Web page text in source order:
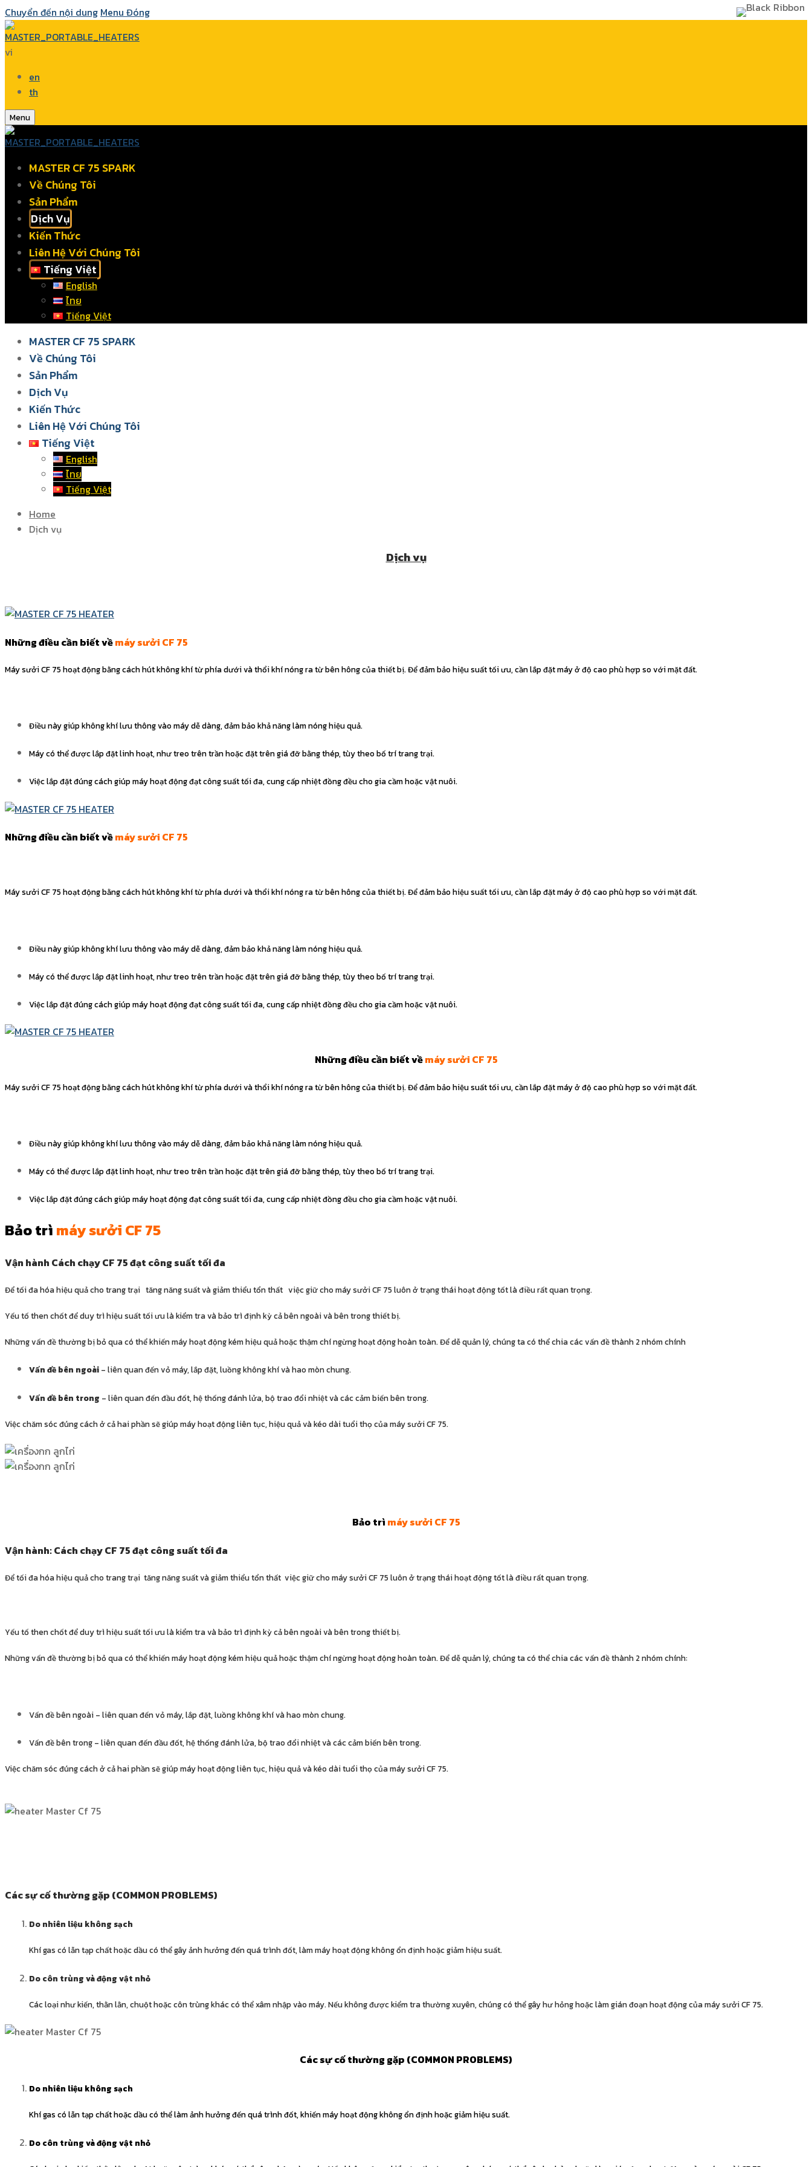
Chuyển đến nội dung Menu Đóng
vi
en
th
Menu
MASTER CF 75 SPARK
Về Chúng Tôi
Sản Phẩm
Dịch Vụ
Kiến Thức
Liên Hệ Với Chúng Tôi
Tiếng Việt
English
ไทย
Tiếng Việt
MASTER CF 75 SPARK
Về Chúng Tôi
Sản Phẩm
Dịch Vụ
Kiến Thức
Liên Hệ Với Chúng Tôi
Tiếng Việt
English
ไทย
Tiếng Việt
Home
Dịch vụ
Dịch vụ
Những điều cần biết vềmáy sưởi CF 75
Máy sưởi CF 75 hoạt động bằng cách hút không khí từ phía dưới và thổi khí nóng ra từ bên hông của thiết bị. Để đảm bảo hiệu suất tối ưu, cần lắp đặt máy ở độ cao phù hợp so với mặt đất.
Điều này giúp không khí lưu thông vào máy dễ dàng, đảm bảo khả năng làm nóng hiệu quả.
Máy có thể được lắp đặt linh hoạt, như treo trên trần hoặc đặt trên giá đỡ bằng thép, tùy theo bố trí trang trại.
Việc lắp đặt đúng cách giúp máy hoạt động đạt công suất tối đa, cung cấp nhiệt đồng đều cho gia cầm hoặc vật nuôi.
Những điều cần biết vềmáy sưởi CF 75
Máy sưởi CF 75 hoạt động bằng cách hút không khí từ phía dưới và thổi khí nóng ra từ bên hông của thiết bị. Để đảm bảo hiệu suất tối ưu, cần lắp đặt máy ở độ cao phù hợp so với mặt đất.
Điều này giúp không khí lưu thông vào máy dễ dàng, đảm bảo khả năng làm nóng hiệu quả.
Máy có thể được lắp đặt linh hoạt, như treo trên trần hoặc đặt trên giá đỡ bằng thép, tùy theo bố trí trang trại.
Việc lắp đặt đúng cách giúp máy hoạt động đạt công suất tối đa, cung cấp nhiệt đồng đều cho gia cầm hoặc vật nuôi.
Những điều cần biết vềmáy sưởi CF 75
Máy sưởi CF 75 hoạt động bằng cách hút không khí từ phía dưới và thổi khí nóng ra từ bên hông của thiết bị. Để đảm bảo hiệu suất tối ưu, cần lắp đặt máy ở độ cao phù hợp so với mặt đất.
Điều này giúp không khí lưu thông vào máy dễ dàng, đảm bảo khả năng làm nóng hiệu quả.
Máy có thể được lắp đặt linh hoạt, như treo trên trần hoặc đặt trên giá đỡ bằng thép, tùy theo bố trí trang trại.
Việc lắp đặt đúng cách giúp máy hoạt động đạt công suất tối đa, cung cấp nhiệt đồng đều cho gia cầm hoặc vật nuôi.
Bảo trì máy sưởi CF 75
Vận hành Cách chạy CF 75 đạt công suất tối đa
Để tối đa hóa hiệu quả cho trang trại tăng năng suất và giảm thiểu tổn thất việc giữ cho máy sưởi CF 75 luôn ở trạng thái hoạt động tốt là điều rất quan trọng.
Yếu tố then chốt để duy trì hiệu suất tối ưu là kiểm tra và bảo trì định kỳ cả bên ngoài và bên trong thiết bị.
Những vấn đề thường bị bỏ qua có thể khiến máy hoạt động kém hiệu quả hoặc thậm chí ngừng hoạt động hoàn toàn. Để dễ quản lý, chúng ta có thể chia các vấn đề thành 2 nhóm chính
Vấn đề bên ngoài – liên quan đến vỏ máy, lắp đặt, luồng không khí và hao mòn chung.
Vấn đề bên trong – liên quan đến đầu đốt, hệ thống đánh lửa, bộ trao đổi nhiệt và các cảm biến bên trong.
Việc chăm sóc đúng cách ở cả hai phần sẽ giúp máy hoạt động liên tục, hiệu quả và kéo dài tuổi thọ của máy sưởi CF 75.
Bảo trì máy sưởi CF 75
Vận hành: Cách chạy CF 75 đạt công suất tối đa
Để tối đa hóa hiệu quả cho trang trại tăng năng suất và giảm thiểu tổn thất việc giữ cho máy sưởi CF 75 luôn ở trạng thái hoạt động tốt là điều rất quan trọng.
Yếu tố then chốt để duy trì hiệu suất tối ưu là kiểm tra và bảo trì định kỳ cả bên ngoài và bên trong thiết bị.
Những vấn đề thường bị bỏ qua có thể khiến máy hoạt động kém hiệu quả hoặc thậm chí ngừng hoạt động hoàn toàn. Để dễ quản lý, chúng ta có thể chia các vấn đề thành 2 nhóm chính:
Vấn đề bên ngoài – liên quan đến vỏ máy, lắp đặt, luồng không khí và hao mòn chung.
Vấn đề bên trong – liên quan đến đầu đốt, hệ thống đánh lửa, bộ trao đổi nhiệt và các cảm biến bên trong.
Việc chăm sóc đúng cách ở cả hai phần sẽ giúp máy hoạt động liên tục, hiệu quả và kéo dài tuổi thọ của máy sưởi CF 75.
Các sự cố thường gặp (COMMON PROBLEMS)
Do nhiên liệu không sạch
Khí gas có lẫn tạp chất hoặc dầu có thể gây ảnh hưởng đến quá trình đốt, làm máy hoạt động không ổn định hoặc giảm hiệu suất.
Do côn trùng và động vật nhỏ
Các loại như kiến, thằn lằn, chuột hoặc côn trùng khác có thể xâm nhập vào máy. Nếu không được kiểm tra thường xuyên, chúng có thể gây hư hỏng hoặc làm gián đoạn hoạt động của máy sưởi CF 75.
Các sự cố thường gặp (COMMON PROBLEMS)
Do nhiên liệu không sạch
Khí gas có lẫn tạp chất hoặc dầu có thể làm ảnh hưởng đến quá trình đốt, khiến máy hoạt động không ổn định hoặc giảm hiệu suất.
Do côn trùng và động vật nhỏ